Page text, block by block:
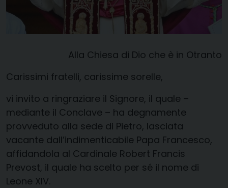
Alla Chiesa di Dio che è in Otranto
Carissimi fratelli, carissime sorelle,
vi invito a ringraziare il Signore, il quale –
mediante il Conclave – ha degnamente
provveduto alla sede di Pietro, lasciata
vacante dall’indimenticabile Papa Francesco,
affidandola al Cardinale Robert Francis
Prevost, il quale ha scelto per sé il nome di
Leone XIV.